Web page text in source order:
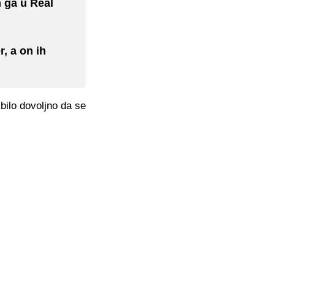
u Real
a on ih
dovoljno da se